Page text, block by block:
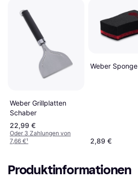
Weber Grillplatten
Schaber
22,99 €
Oder 3 Zahlungen von
7,66 €¹
Weber Sponge
2,89 €
Produktinformationen